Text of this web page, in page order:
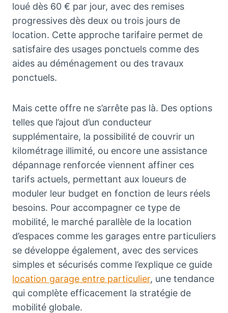
loué dès 60 € par jour, avec des remises
progressives dès deux ou trois jours de
location. Cette approche tarifaire permet de
satisfaire des usages ponctuels comme des
aides au déménagement ou des travaux
ponctuels.
Mais cette offre ne s’arrête pas là. Des options
telles que l’ajout d’un conducteur
supplémentaire, la possibilité de couvrir un
kilométrage illimité, ou encore une assistance
dépannage renforcée viennent affiner ces
tarifs actuels, permettant aux loueurs de
moduler leur budget en fonction de leurs réels
besoins. Pour accompagner ce type de
mobilité, le marché parallèle de la location
d’espaces comme les garages entre particuliers
se développe également, avec des services
simples et sécurisés comme l’explique ce guide
location garage entre particulier, une tendance
qui complète efficacement la stratégie de
mobilité globale.